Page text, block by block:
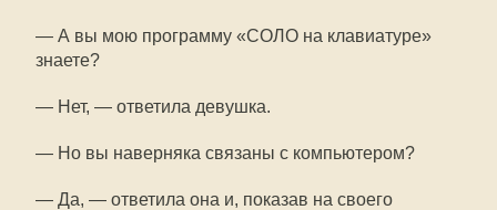
— А вы мою программу «СОЛО на клавиатуре»
знаете?
— Нет, — ответила девушка.
— Но вы наверняка связаны с компьютером?
— Да, — ответила она и, показав на своего